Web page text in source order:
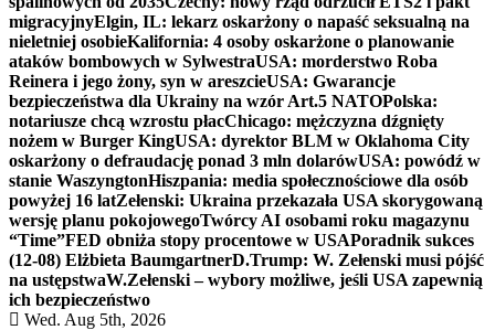
migracyjnyElgin, IL: lekarz oskarżony o napaść seksualną na
nieletniej osobieKalifornia: 4 osoby oskarżone o planowanie
ataków bombowych w SylwestraUSA: morderstwo Roba
Reinera i jego żony, syn w areszcieUSA: Gwarancje
bezpieczeństwa dla Ukrainy na wzór Art.5 NATOPolska:
notariusze chcą wzrostu płacChicago: mężczyzna dźgnięty
nożem w Burger KingUSA: dyrektor BLM w Oklahoma City
oskarżony o defraudację ponad 3 mln dolarówUSA: powódź w
stanie WaszyngtonHiszpania: media społecznościowe dla osób
powyżej 16 latZełenski: Ukraina przekazała USA skorygowaną
wersję planu pokojowegoTwórcy AI osobami roku magazynu
“Time”FED obniża stopy procentowe w USAPoradnik sukces
(12-08) Elżbieta BaumgartnerD.Trump: W. Zełenski musi pójść
na ustępstwaW.Zełenski – wybory możliwe, jeśli USA zapewnią
ich bezpieczeństwo
Wed. Aug 5th, 2026